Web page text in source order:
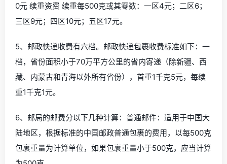
0元 续重资费 续重每500克或其零数：一区4元；二区6；
三区9元；四区10元；五区17元。
5、邮政快递收费有六档。邮政快递包裹收费标准如下：一
档，省份面积小于70万平方公里的省内寄递（除新疆、西
藏、内蒙古和青海以外所有省份），首重1千克5元，每续
重1千克1元。
6、邮局的邮费分以下几种计算：普通邮件：适用于中国大
陆地区，根据标准的中国邮政普通包裹的费用，以每500克
包裹重量为计算单位，如果包裹重量小于500克，应当计算